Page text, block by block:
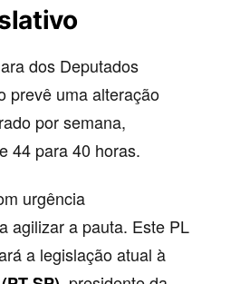
dos Deputados
prevê uma alteração
por semana,
44 para 40 horas.
urgência
agilizar a pauta. Este PL
a legislação atual à